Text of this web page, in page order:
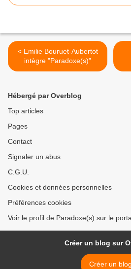
< Emilie Bouruet-Aubertot
intègre "Paradoxe(s)"
Hébergé par Overblog
Top articles
Pages
Contact
Signaler un abus
C.G.U.
Cookies et données personnelles
Préférences cookies
Voir le profil de Paradoxe(s) sur le
Créer un blog sur
Créer un blog